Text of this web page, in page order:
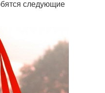
следующие